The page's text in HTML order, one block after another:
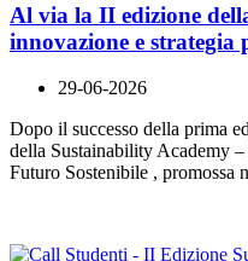
Al via la II edizione
innovazione e strategia
29-06-2026
Dopo il successo della prima
della Sustainability Academy
Futuro Sostenibile , promossa